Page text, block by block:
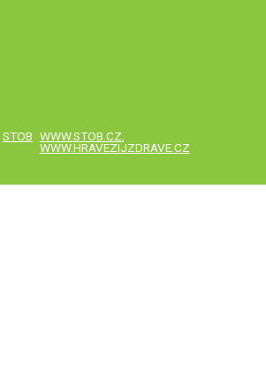
STOB WWW.STOB.CZ
WWW.HRAVEZIJZDRAVE.CZ